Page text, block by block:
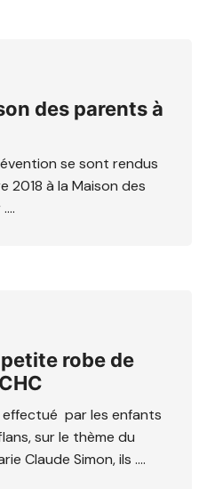
des parents à
se sont rendus
2018 à la Maison des
robe de
par les enfants
sur le thème du
Claude Simon, ils ….